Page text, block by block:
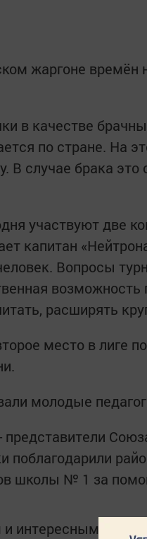
жаргоне времён
в качестве
по стране. На
В случае брака
участвуют две
капитан
Вопросы
возможность
расширять
место в лиге
молодые
представители
поблагодарили
школы № 1 за
интересным в